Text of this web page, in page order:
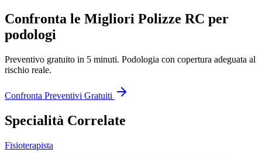
Confronta le Migliori Polizze RC per
podologi
Preventivo gratuito in 5 minuti. Podologia con copertura adeguata al
rischio reale.
Confronta Preventivi Gratuiti
Specialità Correlate
Fisioterapista